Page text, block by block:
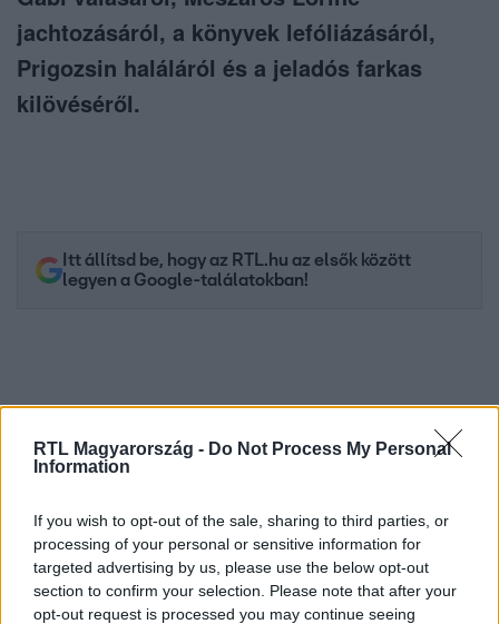
RTL Magyarország - Do Not Process My Personal
Information
If you wish to opt-out of the sale, sharing to third parties, or
processing of your personal or sensitive information for
targeted advertising by us, please use the below opt-out
section to confirm your selection. Please note that after your
opt-out request is processed you may continue seeing
jachtozásáról, a könyvek lefóliázásáról,
Prigozsin haláláról és a jeladós farkas
kilövéséről.
Itt állítsd be, hogy az RTL.hu az elsők között
legyen a Google-találatokban!
Kövess minket, és értesülj a friss hírekről a
Facebookon is!